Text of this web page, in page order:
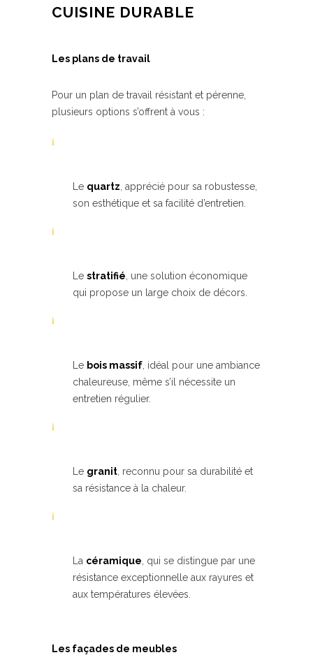
CUISINE DURABLE
Les plans de travail
Pour un plan de travail résistant et pérenne,
plusieurs options s’offrent à vous :
Le quartz , apprécié pour sa robustesse,
son esthétique et sa facilité d’entretien.
Le stratifié , une solution économique
qui propose un large choix de décors.
Le bois massif , idéal pour une ambiance
chaleureuse, même s’il nécessite un
entretien régulier.
Le granit , reconnu pour sa durabilité et
sa résistance à la chaleur.
La céramique , qui se distingue par une
résistance exceptionnelle aux rayures et
aux températures élevées.
Les façades de meubles